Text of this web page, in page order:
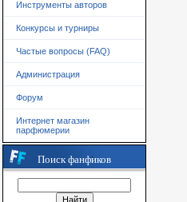
Инструменты авторов
Конкурсы и турниры
Частые вопросы (FAQ)
Администрация
Форум
Интернет магазин
парфюмерии
Поиск фанфиков